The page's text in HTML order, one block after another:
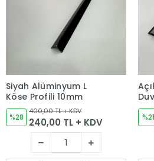
Siyah Alüminyum L
Köşe Profili 10mm
%28
400,00 TL + KDV
240,00 TL + KDV %21